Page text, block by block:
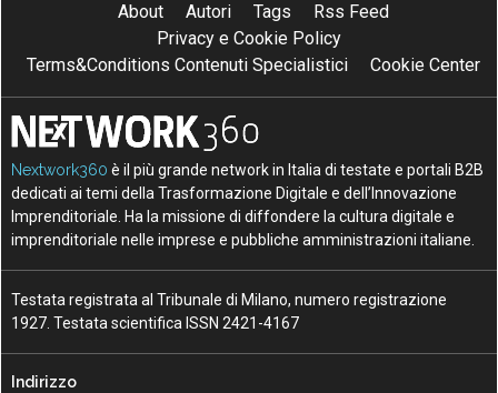
About Autori Tags
Rss Feed
Privacy e Cookie Policy
Terms&Conditions Contenuti Specialistici
Cookie Center
Nextwork360 è il più grande network in Italia di testate e portali B2B
dedicati ai temi della Trasformazione Digitale e dell’Innovazione
Imprenditoriale. Ha la missione di diffondere la cultura digitale e
imprenditoriale nelle imprese e pubbliche amministrazioni italiane.
Testata registrata al Tribunale di Milano, numero registrazione
1927. Testata scientifica ISSN 2421-4167
Indirizzo